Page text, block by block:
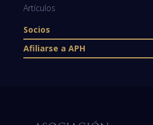
Artículos
Socios
Afiliarse a APH